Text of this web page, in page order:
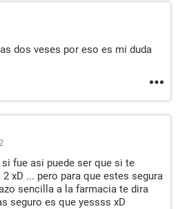
dos veses por eso es mi duda
fue asi puede ser que si te
xD ... pero para que estes segura
sencilla a la farmacia te dira
seguro es que yessss xD